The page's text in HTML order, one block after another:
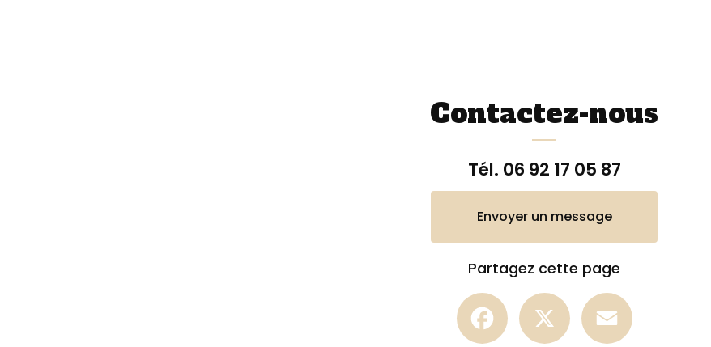
Contactez-nous
Tél. 06 92 17 05 87
Envoyer un message
Partagez cette page
Facebook